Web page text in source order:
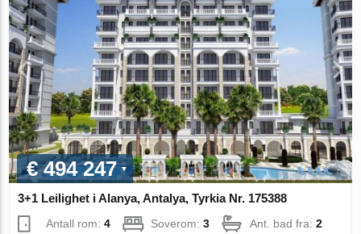
€ 494 247
3+1 Leilighet i Alanya, Antalya, Tyrkia Nr. 175388
Antall rom:4 Soverom:3 Ant. bad fra:2